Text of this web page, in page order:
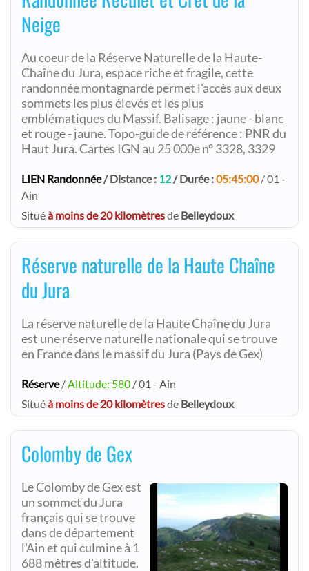
Neige
Au coeur de la Réserve Naturelle de la Haute-
Chaîne du Jura, espace riche et fragile, cette
randonnée montagnarde permet l'accès aux deux
sommets les plus élevés et les plus
emblématiques du Massif. Balisage : jaune - blanc
et rouge - jaune. Topo-guide de référence : PNR du
Haut Jura. Cartes IGN au 25 000e n° 3328, 3329
LIEN Randonnée/ Distance : 12/ Durée :05:45:00/ 01 -
Ain
Situéà moins de 20 kilomètresde Belleydoux
Réserve naturelle de la Haute Chaîne
du Jura
La réserve naturelle de la Haute Chaîne du Jura
est une réserve naturelle nationale qui se trouve
en France dans le massif du Jura (Pays de Gex)
Réserve/Altitude: 580 / 01 - Ain
Situéà moins de 20 kilomètresde Belleydoux
Colomby de Gex
Le Colomby de Gex est
un sommet du Jura
français qui se trouve
dans de département
l'Ain et qui culmine à 1
688 mètres d'altitude.